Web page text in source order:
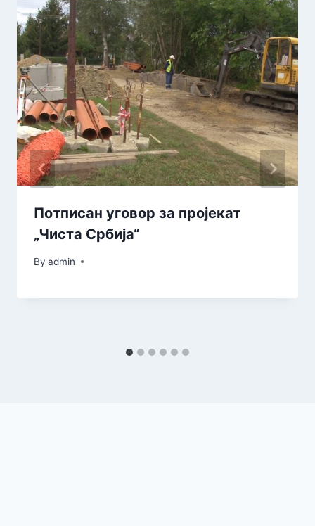
Потписан уговор за пројекат
„Чиста Србија“
By admin